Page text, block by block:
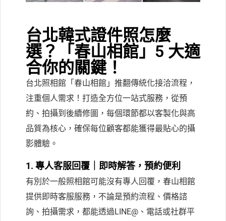
台北韓式證件照怎麼
選？「春山相館」5 大適
合你的關鍵！
台北照相館「春山相館」推翻傳統化接洽流程，
注重個人需求！打造全方位一站式服務，從預
約、拍攝到後續修圖，每個環節都以客製化與高
品質為核心，確保每位顧客都能獲得最貼心的攝
影體驗。
1. 專人客服回覆｜即時解答，預約便利
有別於一般照相館可能沒有專人回覆，春山相館
提供即時客服服務，不論是預約流程、價格諮
詢、拍攝需求，都能透過LINE@、電話或社群平